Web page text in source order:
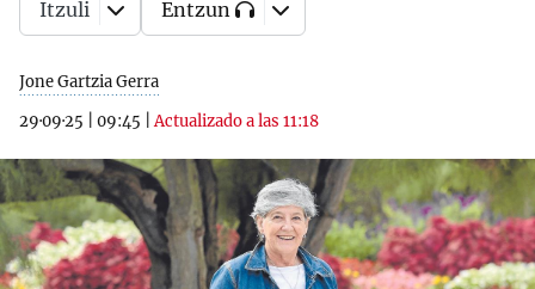
Jone Gartzia Gerra
29·09·25
09:45 |Actualizado a las 11:18
Itzuli Entzun